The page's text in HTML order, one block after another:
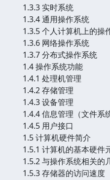
1.3.3 实时系统
1.3.4 通用操作系统
1.3.5 个人计算机上的操
1.3.6 网络操作系统
1.3.7 分布式操作系统
1.4 操作系统功能
1.4.1 处理机管理
1.4.2 存储管理
1.4.3 设备管理
1.4.4 信息管理（文件系
1.4.5 用户接口
1.5 计算机硬件简介
1.5.1 计算机的基本硬件
1.5.2 与操作系统相关的
1.5.3 存储器的访问速度